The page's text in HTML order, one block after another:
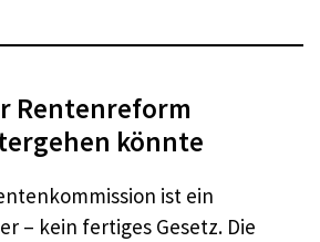
Rentenreform
könnte
ist ein
– kein fertiges Gesetz. Die